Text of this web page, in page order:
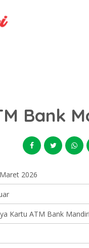
Bank
2026
Kartu ATM Bank Mandiri